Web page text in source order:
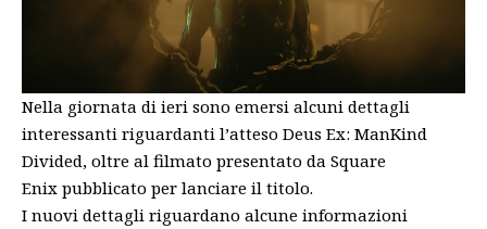
Nella giornata di ieri sono emersi alcuni dettagli
interessanti riguardanti l’atteso Deus Ex: ManKind
Divided, oltre al filmato presentato da Square
Enix pubblicato per lanciare il titolo.
I nuovi dettagli riguardano alcune informazioni